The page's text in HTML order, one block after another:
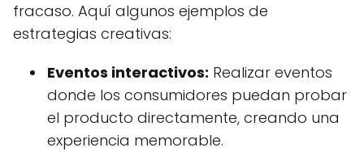
fracaso. Aquí algunos ejemplos de
estrategias creativas:
Eventos interactivos: Realizar eventos
donde los consumidores puedan probar
el producto directamente, creando una
experiencia memorable.